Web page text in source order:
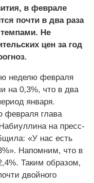
в феврале
почти в два раза
Не
цен за год
неделю февраля
на 0,3%, что в два
января.
февраля глава
на пресс-
«У нас есть
Напомним, что в
Таким образом,
двойного